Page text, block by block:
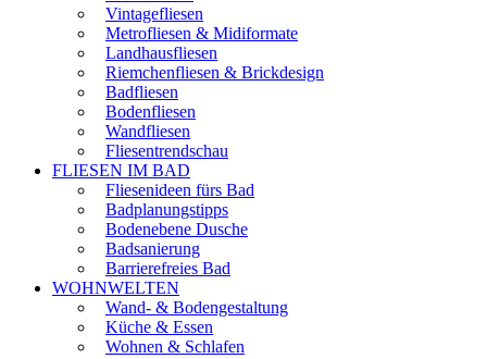
Vintagefliesen
Metrofliesen & Midiformate
Landhausfliesen
Riemchenfliesen & Brickdesign
Badfliesen
Bodenfliesen
Wandfliesen
Fliesentrendschau
FLIESEN IM BAD
Fliesenideen fürs Bad
Badplanungstipps
Bodenebene Dusche
Badsanierung
Barrierefreies Bad
WOHNWELTEN
Wand- & Bodengestaltung
Küche & Essen
Wohnen & Schlafen